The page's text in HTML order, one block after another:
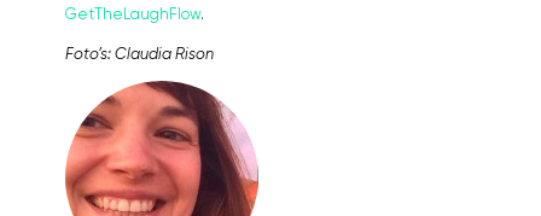
GetTheLaughFlow.
Foto’s: Claudia Rison